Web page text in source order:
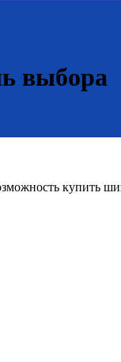
выбора
купить